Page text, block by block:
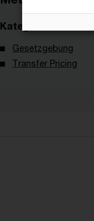
Kategorien
Gesetzgebung
Transfer Pricing